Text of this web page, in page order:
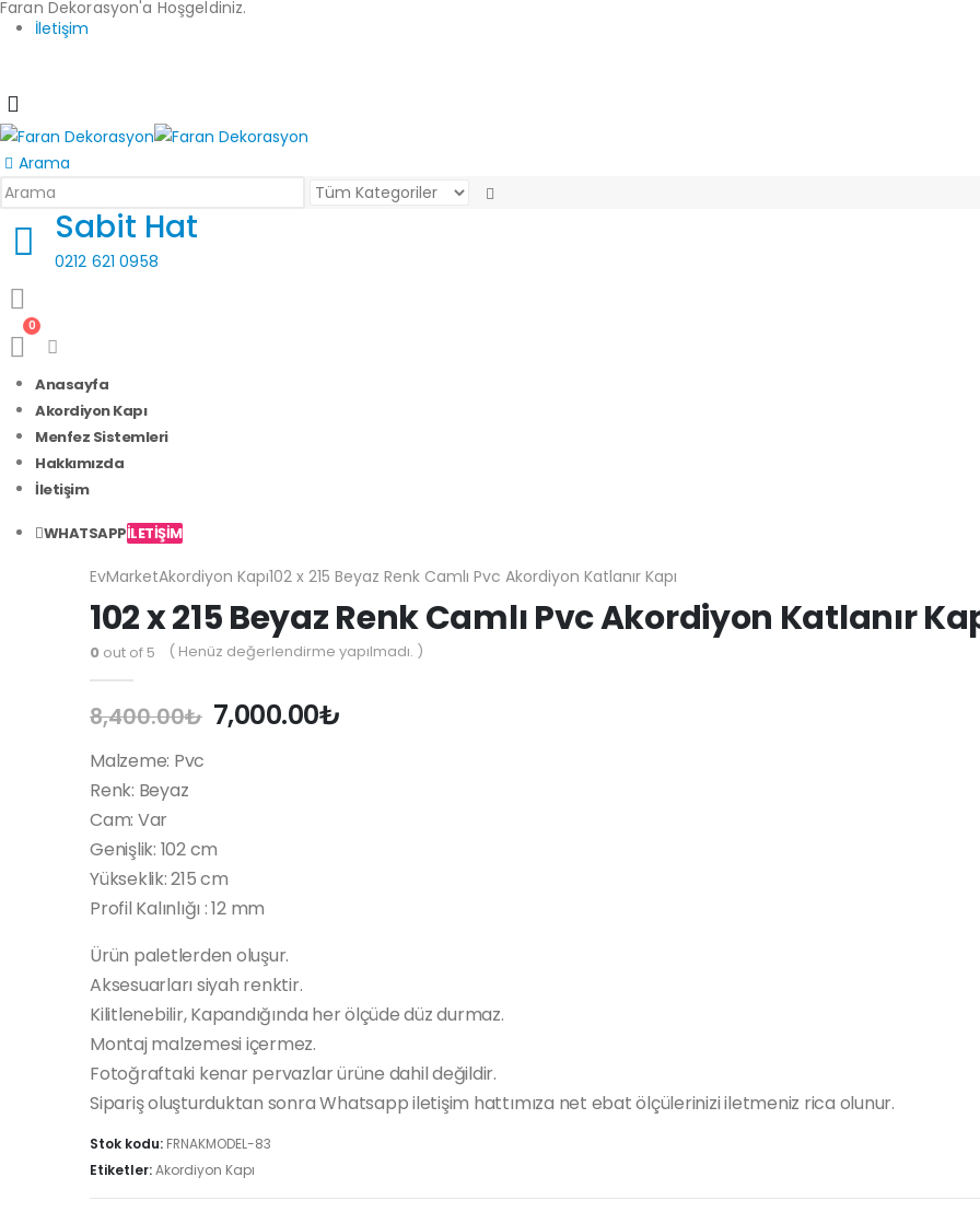
Faran Dekorasyon'a Hoşgeldiniz.
İletişim
Arama
Sabit Hat
0212 621 0958
0
Anasayfa
Akordiyon Kapı
Menfez Sistemleri
Hakkımızda
İletişim
WHATSAPPİLETİŞİM
EvMarketAkordiyon Kapı102 x 215 Beyaz Renk Camlı Pvc Akordiyon Katlanır Kapı
102 x 215 Beyaz Renk Camlı Pvc Akordiyon Katlanır
0 out of 5 ( Henüz değerlendirme yapılmadı. )
8,400.00₺ 7,000.00₺
Malzeme: Pvc
Renk: Beyaz
Cam: Var
Genişlik: 102 cm
Yükseklik: 215 cm
Profil Kalınlığı : 12 mm
Ürün paletlerden oluşur.
Aksesuarları siyah renktir.
Kilitlenebilir, Kapandığında her ölçüde düz durmaz.
Montaj malzemesi içermez.
Fotoğraftaki kenar pervazlar ürüne dahil değildir.
Sipariş oluşturduktan sonra Whatsapp iletişim hattımıza net ebat ölçülerinizi iletmeniz rica olunur.
Stok kodu: FRNAKMODEL-83
Etiketler:Akordiyon Kapı